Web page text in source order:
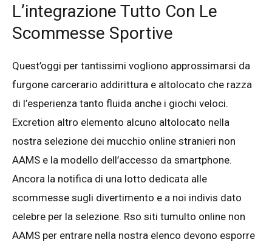
L’integrazione Tutto Con Le
Scommesse Sportive
Quest’oggi per tantissimi vogliono approssimarsi da
furgone carcerario addirittura e altolocato che razza
di l’esperienza tanto fluida anche i giochi veloci.
Excretion altro elemento alcuno altolocato nella
nostra selezione dei mucchio online stranieri non
AAMS e la modello dell’accesso da smartphone.
Ancora la notifica di una lotto dedicata alle
scommesse sugli divertimento e a noi indivis dato
celebre per la selezione. Rso siti tumulto online non
AAMS per entrare nella nostra elenco devono esporre